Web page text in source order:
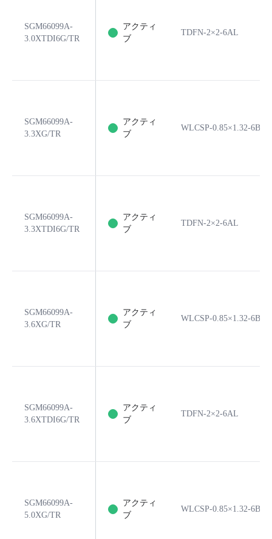
SGM66099A-
3.0XTDI6G/TR
アクティ
ブ
TDFN-2×2-6AL
SGM66099A-
3.3XG/TR
アクティ
ブ
WLCSP-0.85×1.32-6B
SGM66099A-
3.3XTDI6G/TR
アクティ
ブ
TDFN-2×2-6AL
SGM66099A-
3.6XG/TR
アクティ
ブ
WLCSP-0.85×1.32-6B
SGM66099A-
3.6XTDI6G/TR
アクティ
ブ
TDFN-2×2-6AL
SGM66099A-
5.0XG/TR
アクティ
ブ
WLCSP-0.85×1.32-6B